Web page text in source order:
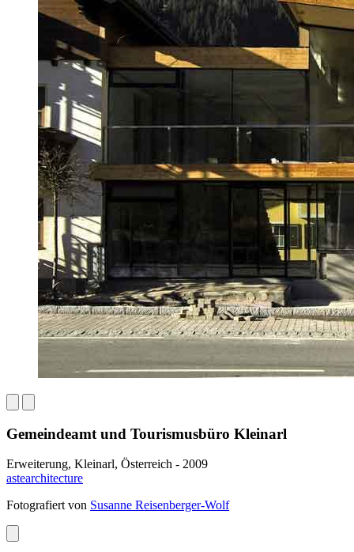
Gemeindeamt und Tourismusbüro Kleinarl
Erweiterung, Kleinarl, Österreich - 2009
astearchitecture
Fotografiert von Susanne Reisenberger-Wolf